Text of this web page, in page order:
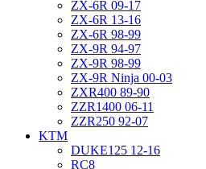
ZX-6R 09-17
ZX-6R 13-16
ZX-6R 98-99
ZX-9R 94-97
ZX-9R 98-99
ZX-9R Ninja 00-03
ZXR400 89-90
ZZR1400 06-11
ZZR250 92-07
KTM
DUKE125 12-16
RC8